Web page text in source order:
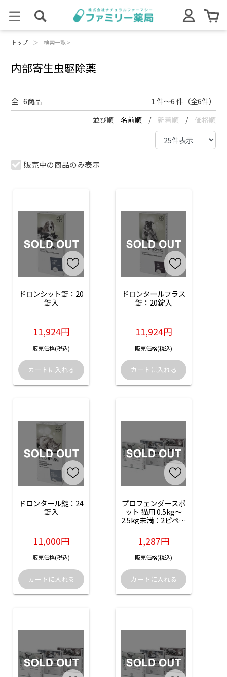
トップ ＞ 検索一覧 >
内部寄生虫駆除薬
全 6商品 1 件～6 件（全6件）
並び順 名前順 / 新着順 / 価格順
販売中の商品のみ表示
ドロンシット錠：20
錠入
11,924円
販売価格(税込)
ドロンタールプラス
錠：20錠入
11,924円
販売価格(税込)
ドロンタール錠：24
錠入
11,000円
販売価格(税込)
プロフェンダースポ
ット 猫用 0.5kg～
2.5kg未満：2ピペッ
1,287円
販売価格(税込)